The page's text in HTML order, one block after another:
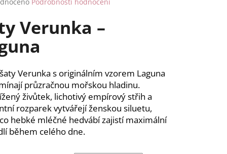
Verunka –
Verunka s originálním vzorem Laguna
průzračnou mořskou hladinu.
živůtek, lichotivý empírový střih a
rozparek vytvářejí ženskou siluetu,
hebké mléčné hedvábí zajistí maximální
během celého dne.